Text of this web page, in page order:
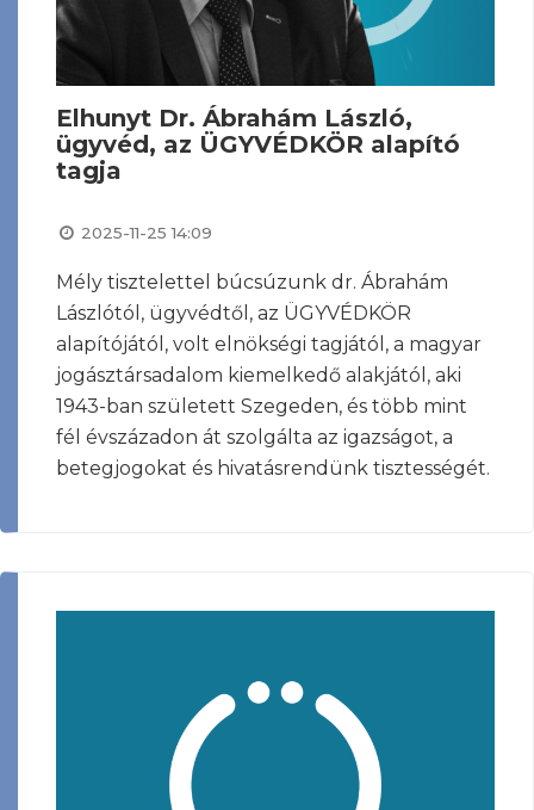
Elhunyt Dr. Ábrahám László,
ügyvéd, az ÜGYVÉDKÖR alapító
tagja
2025-11-25 14:09
Mély tisztelettel búcsúzunk dr. Ábrahám
Lászlótól, ügyvédtől, az ÜGYVÉDKÖR
alapítójától, volt elnökségi tagjától, a magyar
jogásztársadalom kiemelkedő alakjától, aki
1943-ban született Szegeden, és több mint
fél évszázadon át szolgálta az igazságot, a
betegjogokat és hivatásrendünk tisztességét.